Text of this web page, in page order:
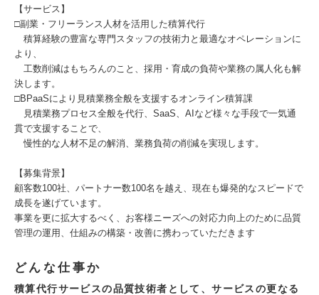
【サービス】
□副業・フリーランス人材を活用した積算代行
積算経験の豊富な専門スタッフの技術力と最適なオペレーションに
より、
工数削減はもちろんのこと、採用・育成の負荷や業務の属人化も解
決します。
□BPaaSにより見積業務全般を支援するオンライン積算課
見積業務プロセス全般を代行、SaaS、AIなど様々な手段で一気通
貫で支援することで、
慢性的な人材不足の解消、業務負荷の削減を実現します。
【募集背景】
顧客数100社、パートナー数100名を越え、現在も爆発的なスピードで
成長を遂げています。
事業を更に拡大するべく、お客様ニーズへの対応力向上のために品質
管理の運用、仕組みの構築・改善に携わっていただきます
どんな仕事か
積算代行サービスの品質技術者として、サービスの更なる